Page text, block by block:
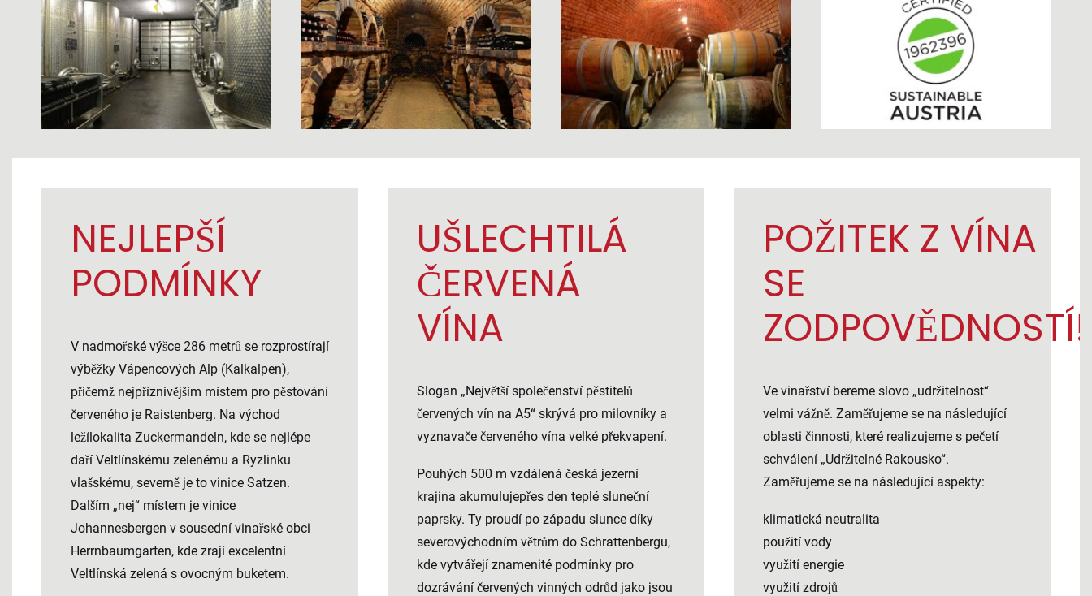
NEJLEPŠÍ
PODMÍNKY
V nadmořské výšce 286 metrů se rozprostírají
výběžky Vápencových Alp (Kalkalpen),
přičemž nejpříznivějším místem pro pěstování
červeného je Raistenberg. Na východ
ležílokalita Zuckermandeln, kde se nejlépe
daří Veltlínskému zelenému a Ryzlinku
vlašskému, severně je to vinice Satzen.
Dalším „nej“ místem je vinice
Johannesbergen v sousední vinařské obci
Herrnbaumgarten, kde zrají excelentní
Veltlínská zelená s ovocným buketem.
UŠLECHTILÁ
ČERVENÁ
VÍNA
Slogan „Největší společenství pěstitelů
červených vín na A5“ skrývá pro milovníky a
vyznavače červeného vína velké překvapení.
Pouhých 500 m vzdálená česká jezerní
krajina akumulujepřes den teplé sluneční
paprsky. Ty proudí po západu slunce díky
severovýchodním větrům do Schrattenbergu,
kde vytvářejí znamenité podmínky pro
dozrávání červených vinných odrůd jako jsou
POŽITEK Z VÍNA
SE
ZODPOVĚDNOSTÍ!
Ve vinařství bereme slovo „udržitelnost“
velmi vážně. Zaměřujeme se na následující
oblasti činnosti, které realizujeme s pečetí
schválení „Udržitelné Rakousko“.
Zaměřujeme se na následující aspekty:
klimatická neutralita
použití vody
využití energie
využití zdrojů